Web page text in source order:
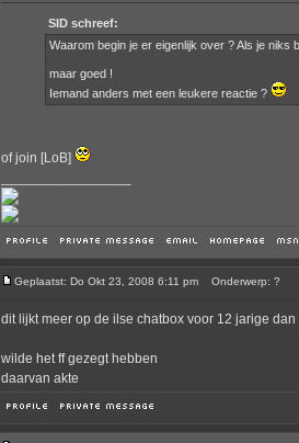
SID schreef:
Waarom begin je er eigenlijk over ? Als je niks
maar goed !
Iemand anders met een leukere reactie ?
of join [LoB]
Geplaatst: Do Okt 23, 2008 6:11 pm Onderwerp: ?
dit lijkt meer op de ilse chatbox voor 12 jarige dan
wilde het ff gezegt hebben
daarvan akte